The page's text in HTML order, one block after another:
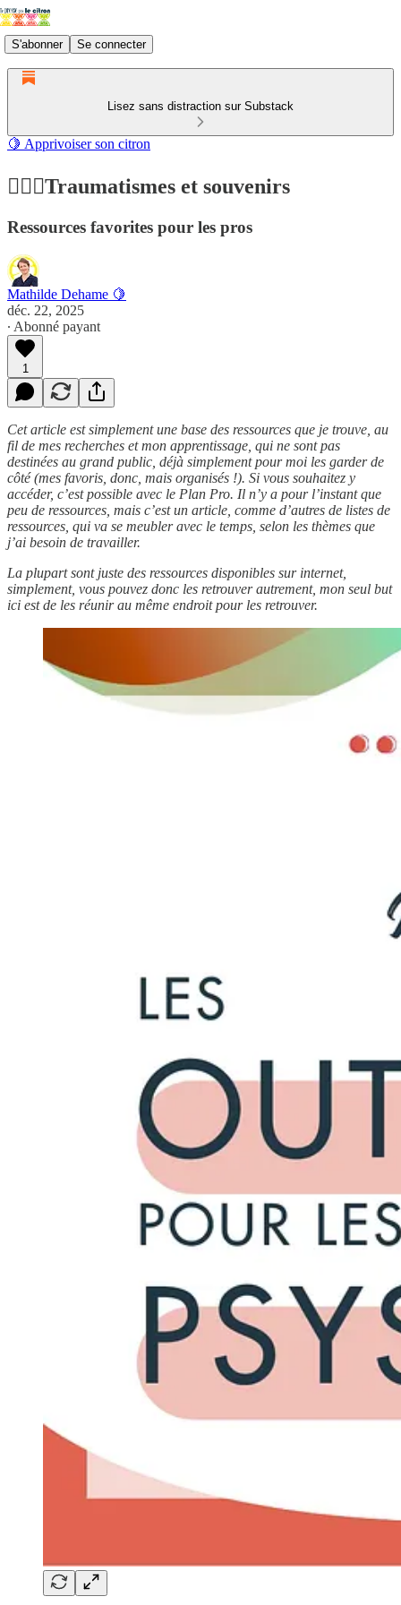
S'abonner Se connecter
Lisez sans distraction sur Substack
🍋 Apprivoiser son citron
👩🏻‍⚕️Traumatismes et souvenirs
Ressources favorites pour les pros
Mathilde Dehame 🍋
déc. 22, 2025
∙ Abonné payant
1
Cet article est simplement une base des ressources que je trouve, au
fil de mes recherches et mon apprentissage, qui ne sont pas
destinées au grand public, déjà simplement pour moi les garder de
côté (mes favoris, donc, mais organisés !). Si vous souhaitez y
accéder, c’est possible avec le Plan Pro. Il n’y a pour l’instant que
peu de ressources, mais c’est un article, comme d’autres de listes de
ressources, qui va se meubler avec le temps, selon les thèmes que
j’ai besoin de travailler.
La plupart sont juste des ressources disponibles sur internet,
simplement, vous pouvez donc les retrouver autrement, mon seul but
ici est de les réunir au même endroit pour les retrouver.